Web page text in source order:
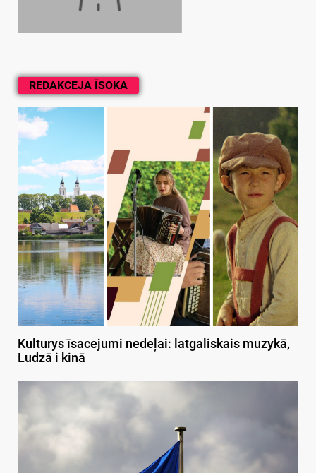
REDAKCEJA ĪSOKA
Kulturys īsacejumi nedeļai: latgaliskais muzykā,
Ludzā i kinā